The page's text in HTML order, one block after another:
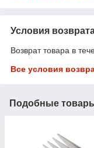
Условия
Возврат товара в
Все условия
Подобные